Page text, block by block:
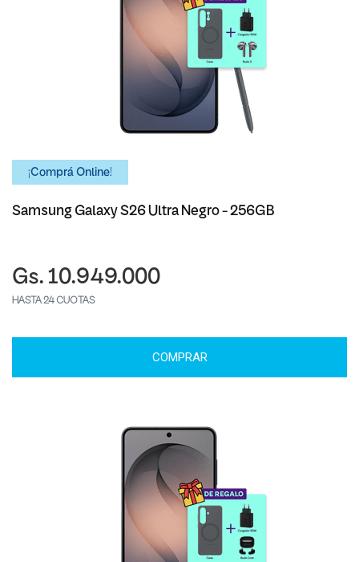
¡Comprá Online!
Samsung Galaxy S26 Ultra Negro - 256GB
Gs. 10.949.000
HASTA 24 CUOTAS
COMPRAR